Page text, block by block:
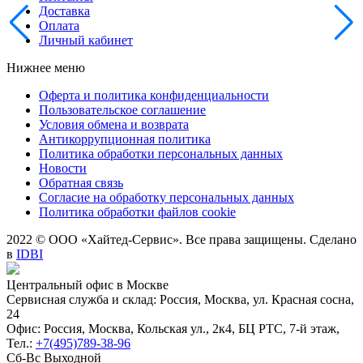
Доставка
Оплата
Личный кабинет
Нижнее меню
Оферта и политика конфиденциальности
Пользовательское соглашение
Условия обмена и возврата
Антикоррупционная политика
Политика обработки персональных данных
Новости
Обратная связь
Согласие на обработку персональных данных
Политика обработки файлов cookie
2022 © ООО «Хайтед-Сервис». Все права защищены. Сделано
в IDBI
Центральный офис в Москве
Сервисная служба и склад: Россия, Москва, ул. Красная сосна,
24
Офис: Россия, Москва, Кольская ул., 2к4, БЦ РТС, 7-й этаж,
Тел.: +7(495)789-38-96
Сб-Вс Выходной